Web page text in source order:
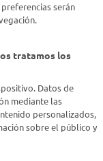
serán
tratamos los
Datos de
mediante las
personalizados,
sobre el público y